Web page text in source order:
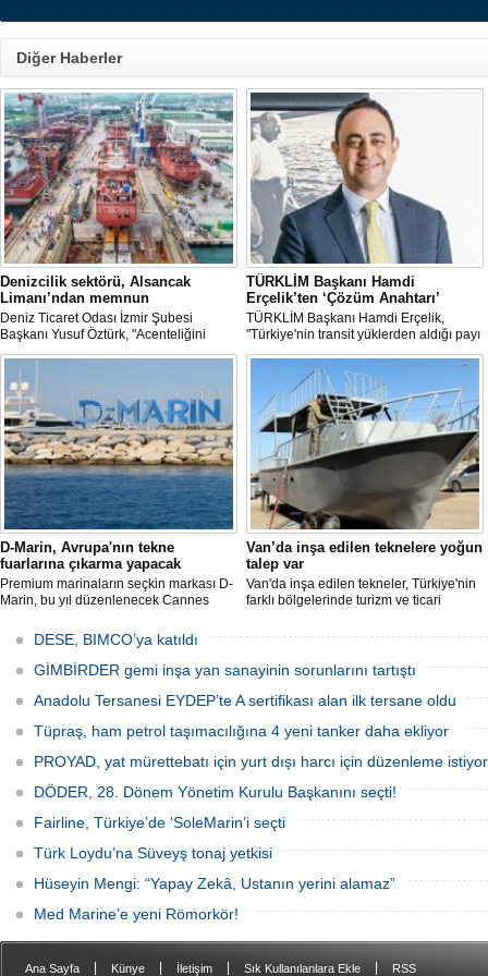
Diğer Haberler
Denizcilik sektörü, Alsancak
Limanı’ndan memnun
Deniz Ticaret Odası İzmir Şubesi
Başkanı Yusuf Öztürk, "Acenteliğini
yaptığımız gemi sayesinde süreci
baştan sona takip etme fırsatı buldum.
İlk günden itibaren hizmet anlayışındaki
değişimi hissettik. Operasyonlar çok
hızlı şekilde tamamlandı" dedi
TÜRKLİM Başkanı Hamdi
Erçelik’ten ‘Çözüm Anahtarı’
TÜRKLİM Başkanı Hamdi Erçelik,
"Türkiye'nin transit yüklerden aldığı payı
artırmak için kamu-özel sektör
eşgüdümünü güçlendirmeli; liman,
demiryolu, kara yolu ve dijital altyapı
yatırımlarını bütüncül bir anlayışla
hayata geçirmeliyiz" dedi.
D-Marin, Avrupa'nın tekne
fuarlarına çıkarma yapacak
Premium marinaların seçkin markası D-
Marin, bu yıl düzenlenecek Cannes
Uluslararası Tekne Fuarı'nda
ziyaretçileriyle yeniden buluşmaya
hazırlanıyor.
Van’da inşa edilen teknelere yoğun
talep var
Van'da inşa edilen tekneler, Türkiye'nin
farklı bölgelerinde turizm ve ticari
göllerle buluşuyor. Müşterilerin
tekneler, donanım ve özelliklerine göre
şekillendirilerek teslim ediliyor.
DESE, BIMCO’ya katıldı
GİMBİRDER gemi inşa yan sanayinin sorunlarını tartıştı
Anadolu Tersanesi EYDEP’te A sertifikası alan ilk tersane oldu
Tüpraş, ham petrol taşımacılığına 4 yeni tanker daha ekliyor
PROYAD, yat mürettebatı için yurt dışı harcı için düzenleme istiyor
DÖDER, 28. Dönem Yönetim Kurulu Başkanını seçti!
Fairline, Türkiye’de ‘SoleMarin’i seçti
Türk Loydu’na Süveyş tonaj yetkisi
Hüseyin Mengi: “Yapay Zekâ, Ustanın yerini alamaz”
Med Marine’e yeni Römorkör!
Ana Sayfa Künye İletişim Sık Kullanılanlara Ekle RSS